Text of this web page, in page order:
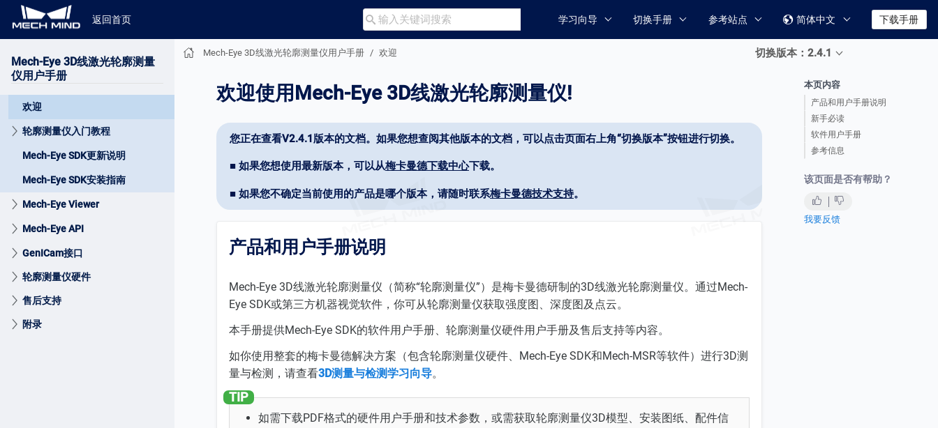
返回首页  学习向导 切换手册 参考站点  简体中文 下载手册
Mech-Eye 3D线激光轮廓测量
仪用户手册
欢迎
轮廓测量仪入门教程
Mech-Eye SDK更新说明
Mech-Eye SDK安装指南
Mech-Eye Viewer
Mech-Eye API
GenICam接口
轮廓测量仪硬件
售后支持
附录
Mech-Eye 3D线激光轮廓测量仪用户手册 欢迎 切换版本：2.4.1
本页内容
产品和用户手册说明
新手必读
软件用户手册
参考信息
该页面是否有帮助？
我要反馈
欢迎使用Mech-Eye 3D线激光轮廓测量仪!
您正在查看V2.4.1版本的文档。如果您想查阅其他版本的文档，可以点击页面右上角“切换版本”按钮进行切换。
■ 如果您想使用最新版本，可以从梅卡曼德下载中心下载。
■ 如果您不确定当前使用的产品是哪个版本，请随时联系梅卡曼德技术支持。
产品和用户手册说明
Mech-Eye 3D线激光轮廓测量仪（简称“轮廓测量仪”）是梅卡曼德研制的3D线激光轮廓测量仪。通过Mech-
Eye SDK或第三方机器视觉软件，你可从轮廓测量仪获取强度图、深度图及点云。
本手册提供Mech-Eye SDK的软件用户手册、轮廓测量仪硬件用户手册及售后支持等内容。
如你使用整套的梅卡曼德解决方案（包含轮廓测量仪硬件、Mech-Eye SDK和Mech-MSR等软件）进行3D测
量与检测，请查看3D测量与检测学习向导。
如需下载PDF格式的硬件用户手册和技术参数，或需获取轮廓测量仪3D模型、安装图纸、配件信